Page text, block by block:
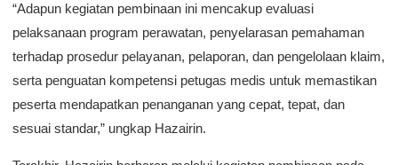
“Adapun kegiatan pembinaan ini mencakup evaluasi
pelaksanaan program perawatan, penyelarasan pemahaman
terhadap prosedur pelayanan, pelaporan, dan pengelolaan klaim,
serta penguatan kompetensi petugas medis untuk memastikan
peserta mendapatkan penanganan yang cepat, tepat, dan
sesuai standar,” ungkap Hazairin.